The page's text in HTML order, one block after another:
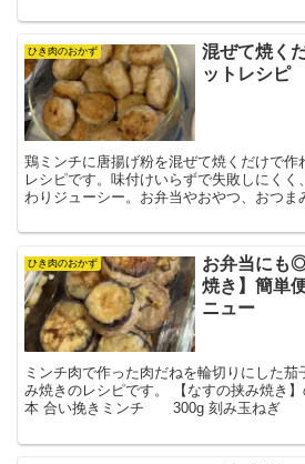
ひき肉のおかず
混ぜて焼く
ットレシピ
鶏ミンチに唐揚げ粉を混ぜて焼くだけで作
レシピです。味付けいらずで失敗しにく
わりジューシー。お弁当やおやつ、おつま
ひき肉のおかず
お弁当にも
焼き】簡単
ニュー
ミンチ肉で作った肉だねを輪切りにした
み焼きのレシピです。 【なすの挟み焼
本 合い挽きミンチ 300g 刻み玉ね